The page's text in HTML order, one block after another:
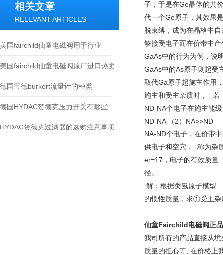
相关文章
RELEVANT ARTICLES
美国fairchild仙童电磁阀用于行业
美国fairchild仙童电磁阀原厂进口热卖
德国宝德burkert流量计的种类
HYDAC贺德克过滤器的选购注意事项
子，于是在Ge晶体的共
代一个Ge原子，其效果
脱束缚，成为在晶格中
够接受电子而在价带中
GaAs中的行为为例，说
GaAs中的As原子则起受
取代Ga原子起施主作用
施主和受主杂质时， 若
ND-NA个电子在施主能
ND-NA （2）NA>>ND
NA-ND个电子，在价带
供电子和空穴， 称为杂
er=17，电子的有效质
径。
解：根据类氢原子模型
的惯性质量，求①受主
仙童Fairchild电磁阀正
我司所有的产品直接从
质量的担心等, 在价格上